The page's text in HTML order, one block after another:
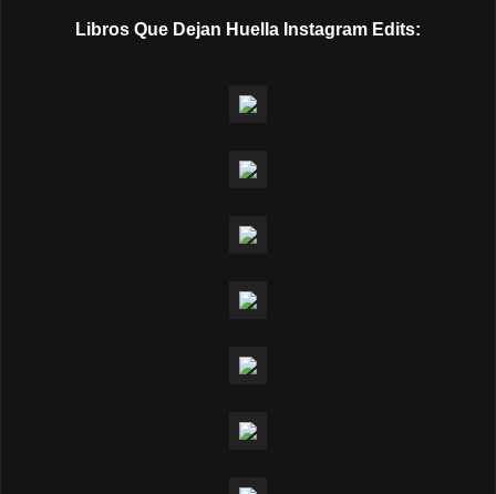
Libros Que Dejan Huella Instagram Edits: